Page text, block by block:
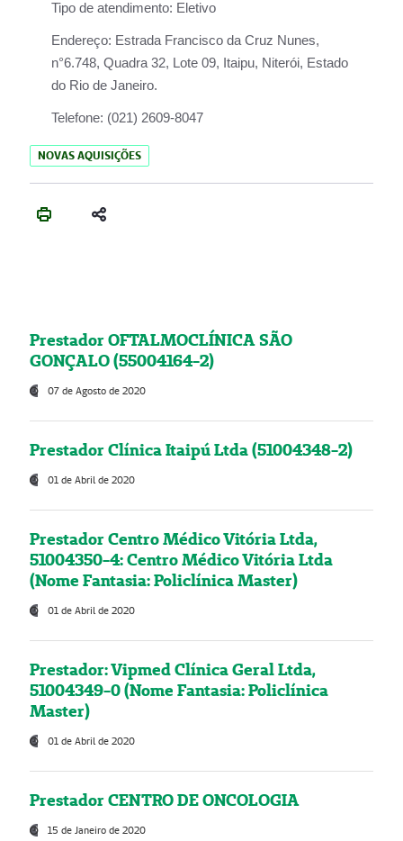
Tipo de atendimento: Eletivo
Endereço: Estrada Francisco da Cruz Nunes,
n°6.748, Quadra 32, Lote 09, Itaipu, Niterói, Estado
do Rio de Janeiro.
Telefone: (021) 2609-8047
NOVAS AQUISIÇÕES
Prestador OFTALMOCLÍNICA SÃO
GONÇALO (55004164-2)
07 de Agosto de 2020
Prestador Clínica Itaipú Ltda (51004348-2)
01 de Abril de 2020
Prestador Centro Médico Vitória Ltda,
51004350-4: Centro Médico Vitória Ltda
(Nome Fantasia: Policlínica Master)
01 de Abril de 2020
Prestador: Vipmed Clínica Geral Ltda,
51004349-0 (Nome Fantasia: Policlínica
Master)
01 de Abril de 2020
Prestador CENTRO DE ONCOLOGIA
15 de Janeiro de 2020